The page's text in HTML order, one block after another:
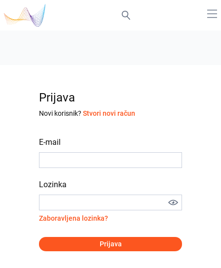
Prijava
Novi korisnik? Stvori novi račun
E-mail
Lozinka
Zaboravljena lozinka?
Prijava